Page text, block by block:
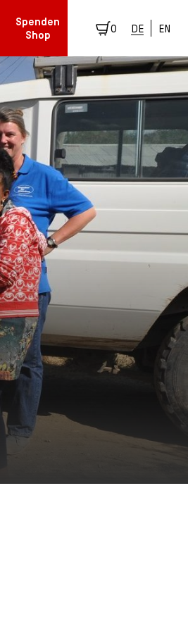
Spenden
Shop
0 DE EN